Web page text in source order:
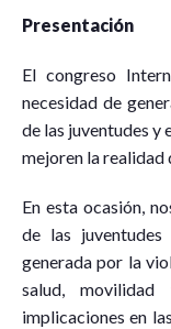
Presentación
El congreso
necesidad de
de las juventudes y
mejoren la realidad
En esta ocasión,
de las
generada por la
salud, movilidad
implicaciones en